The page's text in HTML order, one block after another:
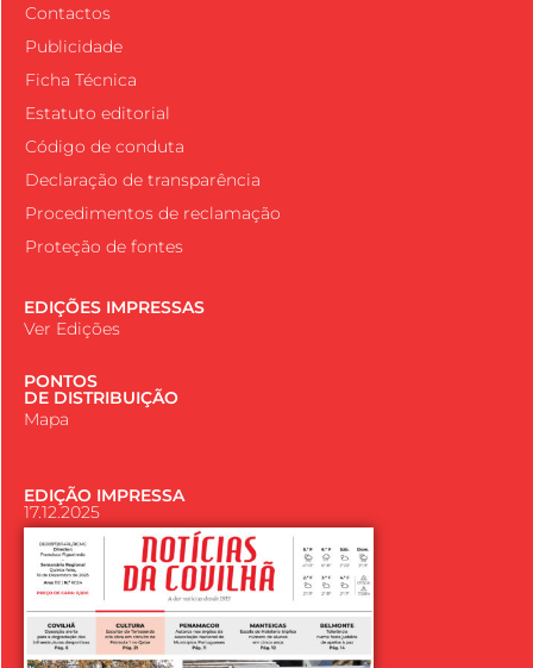
Contactos
Publicidade
Ficha Técnica
Estatuto editorial
Código de conduta
Declaração de transparência
Procedimentos de reclamação
Proteção de fontes
EDIÇÕES IMPRESSAS
Ver Edições
PONTOS
DE DISTRIBUIÇÃO
Mapa
EDIÇÃO IMPRESSA
17.12.2025